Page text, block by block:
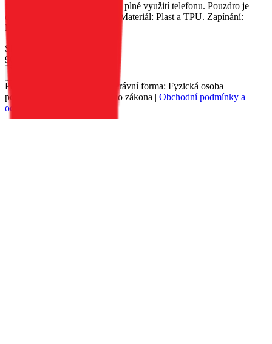
funkční tlačítka, což umožňuje plné využití telefonu. Pouzdro je
dostupné v několika barvách. Materiál: Plast a TPU. Zapínání:
Magnet.
Skladem 66 ks u dodavatele
90 Kč
Petr Matyáš, IČ: 00705331, Právní forma: Fyzická osoba
podnikající dle živnostenského zákona | Obchodní podmínky a
ochrana osobních údajů